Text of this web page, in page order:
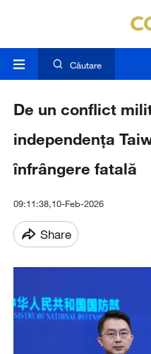
Căutare
De un conflict
independența
înfrângere fatală
09:11:38,10-Feb-2026
Share